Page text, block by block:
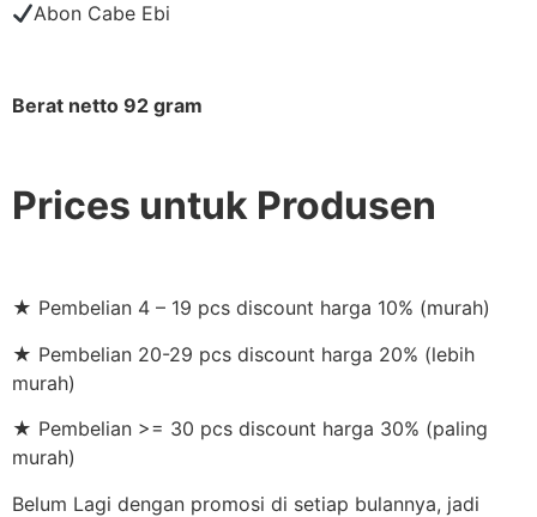
Abon Cabe Ebi
Berat netto 92 gram
Prices untuk Produsen
★ Pembelian 4 – 19 pcs discount harga 10% (murah)
★ Pembelian 20-29 pcs discount harga 20% (lebih
murah)
★ Pembelian >= 30 pcs discount harga 30% (paling
murah)
Belum Lagi dengan promosi di setiap bulannya, jadi